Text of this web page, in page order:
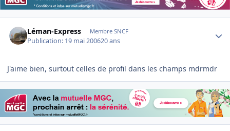
Léman-Express Membre SNCF
Publication: 19 mai 200620 ans
J'aime bien, surtout celles de profil dans les champs mdrmdr